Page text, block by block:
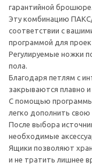
гарантийной брошюре.
Эту комбинацию
соответствии с
программой для
Регулируемые ножки
пола.
Благодаря петлям с
закрываются плавно и
С помощью
легко дополнить
После выбора
необходимые
Ящики позволяют
и не тратить лишнее